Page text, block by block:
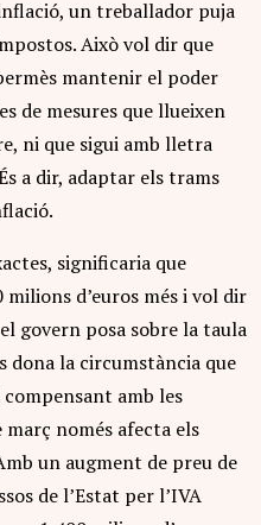
un treballador puja
Això vol dir que
mantenir el poder
de mesures que llueixen
ni que sigui amb lletra
a dir, adaptar els trams
significaria que
d’euros més i vol dir
govern posa sobre la taula
dona la circumstància que
compensant amb les
març només afecta els
un augment de preu de
de l’Estat per l’IVA